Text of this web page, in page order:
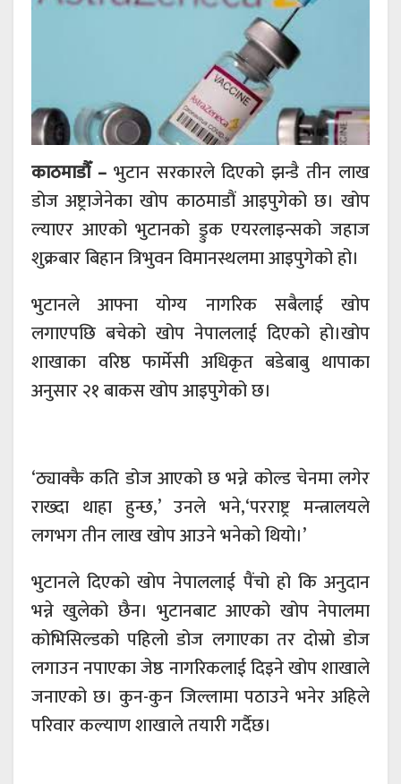
काठमाडौँ –भुटान सरकारले दिएको झन्डै तीन लाख
डोज अष्ट्राजेनेका खोप काठमाडौं आइपुगेको छ। खोप
ल्याएर आएको भुटानको ड्रुक एयरलाइन्सको जहाज
शुक्रबार बिहान त्रिभुवन विमानस्थलमा आइपुगेको हो।
भुटानले आफ्ना योग्य नागरिक सबैलाई खोप
लगाएपछि बचेको खोप नेपाललाई दिएको हो।खोप
शाखाका वरिष्ठ फार्मेसी अधिकृत बडेबाबु थापाका
अनुसार २१ बाकस खोप आइपुगेको छ।
‘ठ्याक्कै कति डोज आएको छ भन्ने कोल्ड चेनमा लगेर
राख्दा थाहा हुन्छ,’ उनले भने,‘परराष्ट्र मन्त्रालयले
लगभग तीन लाख खोप आउने भनेको थियो।’
भुटानले दिएको खोप नेपाललाई पैंचो हो कि अनुदान
भन्ने खुलेको छैन। भुटानबाट आएको खोप नेपालमा
कोभिसिल्डको पहिलो डोज लगाएका तर दोस्रो डोज
लगाउन नपाएका जेष्ठ नागरिकलाई दिइने खोप शाखाले
जनाएको छ। कुन-कुन जिल्लामा पठाउने भनेर अहिले
परिवार कल्याण शाखाले तयारी गर्दैछ।